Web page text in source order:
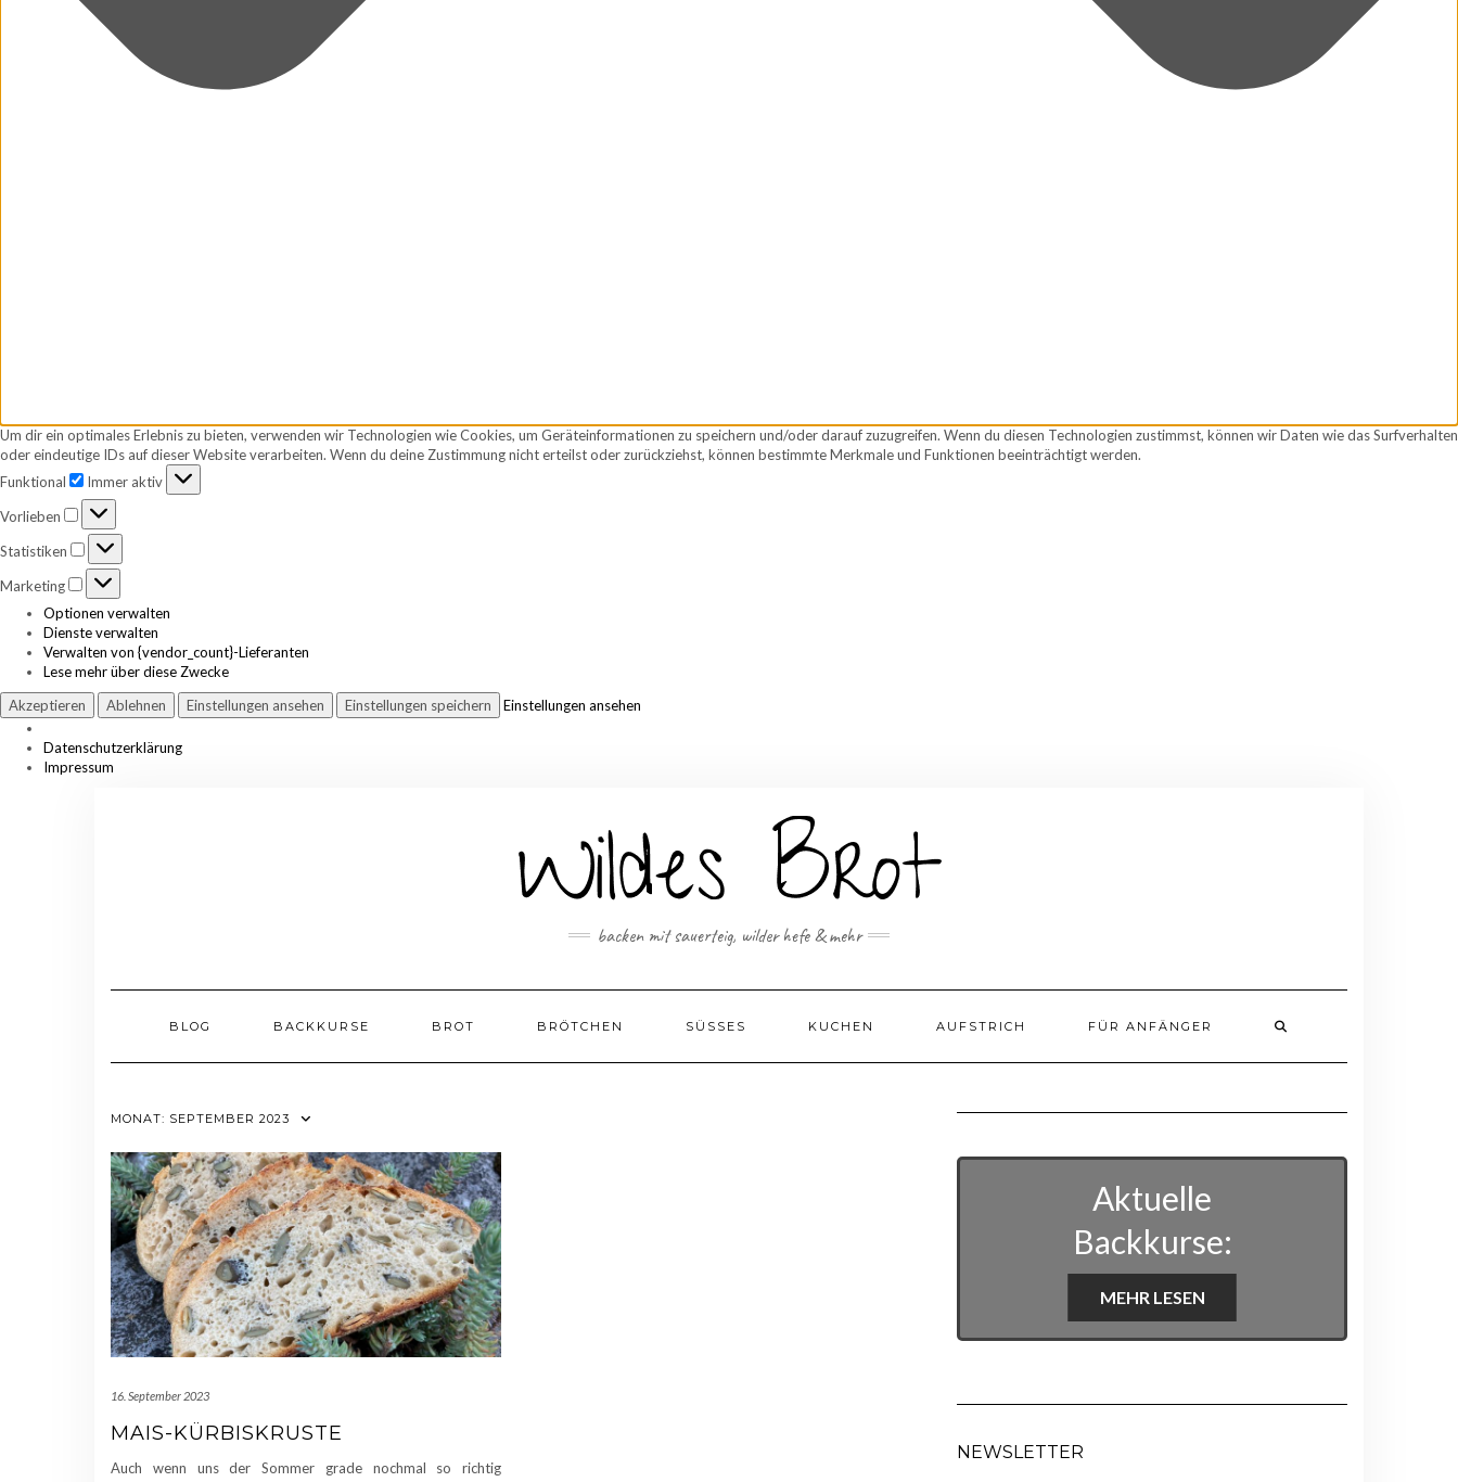
Um dir ein optimales Erlebnis zu bieten, verwenden wir Technologien wie Cookies, um Geräteinformationen zu speichern und/oder darauf zuzugreifen. Wenn du diesen Technologien zustimmst, können wir Daten wie das Surfverhalten
oder eindeutige IDs auf dieser Website verarbeiten. Wenn du deine Zustimmung nicht erteilst oder zurückziehst, können bestimmte Merkmale und Funktionen beeinträchtigt werden.
Funktional
Funktional
Immer aktiv
Vorlieben
Vorlieben
Statistiken Statistiken
Marketing
Marketing
Optionen verwalten
Dienste verwalten
Verwalten von {vendor_count}-Lieferanten
Lese mehr über diese Zwecke
Akzeptieren
Ablehnen Einstellungen ansehen Einstellungen speichern Einstellungen ansehen
Datenschutzerklärung
Impressum
backen mit sauerteig, wilder hefe & mehr
BLOG BACKKURSE BROT BRÖTCHEN SÜSSES KUCHEN AUFSTRICH FÜR ANFÄNGER
MONAT: SEPTEMBER 2023
16. September 2023
MAIS-KÜRBISKRUSTE
Auch wenn uns der Sommer grade nochmal so richtig
Aktuelle
Backkurse:
MEHR LESEN
NEWSLETTER